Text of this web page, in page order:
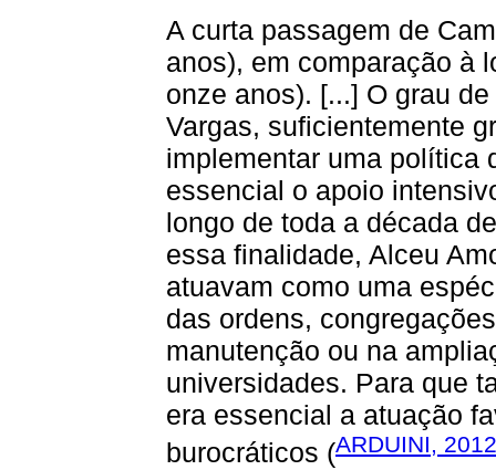
A curta passagem de
anos), em comparação à
onze anos). [...] O grau
Vargas, suficientemente
implementar uma política
essencial o apoio
longo de toda a década
essa finalidade, Alceu
atuavam como uma
das ordens,
manutenção ou na
universidades. Para que
era essencial a atuação
burocráticos (ARDUINI, 2012